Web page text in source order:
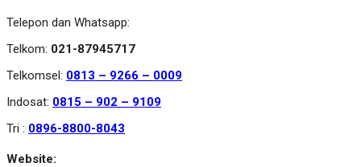
Telepon dan Whatsapp:
Telkom: 021-87945717
Telkomsel: 0813 – 9266 – 0009
Indosat: 0815 – 902 – 9109
Tri : 0896-8800-8043
Website: